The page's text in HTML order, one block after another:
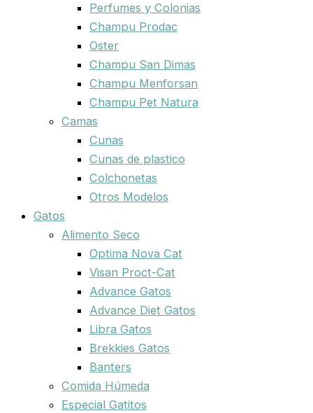
Perfumes y Colonias
Champu Prodac
Oster
Champu San Dimas
Champu Menforsan
Champu Pet Natura
Camas
Cunas
Cunas de plastico
Colchonetas
Otros Modelos
Gatos
Alimento Seco
Optima Nova Cat
Visan Proct-Cat
Advance Gatos
Advance Diet Gatos
Libra Gatos
Brekkies Gatos
Banters
Comida Húmeda
Especial Gatitos